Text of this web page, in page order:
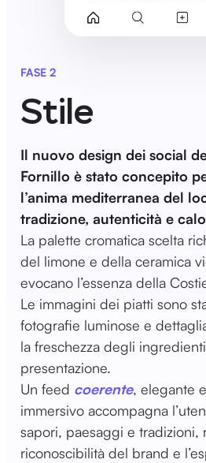
FASE 2
Stile
Il nuovo design dei social
Fornillo è stato concepito
l’anima mediterranea del
tradizione, autenticità e
La palette cromatica scelta
del limone e della ceramica
evocano l’essenza della
Le immagini dei piatti sono
fotografie luminose e
la freschezza degli
presentazione.
Un feed coerente, elegante
immersivo accompagna
sapori, paesaggi e tradizioni,
riconoscibilità del brand e